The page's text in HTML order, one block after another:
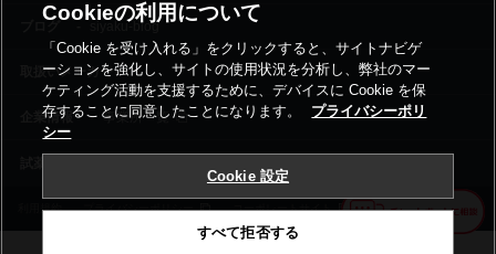
siyaku-blog
取扱いメーカー
事業所一覧
利用規約 プライバシーポリシー コーポレートサイト Cookie設定
Cookieの利用について
「Cookie を受け入れる」をクリックすると、サイトナビゲ
ーションを強化し、サイトの使用状況を分析し、弊社のマー
ケティング活動を支援するために、デバイスに Cookie を保
存することに同意したことになります。
プライバシーポリ
シー
Cookie 設定
すべて拒否する